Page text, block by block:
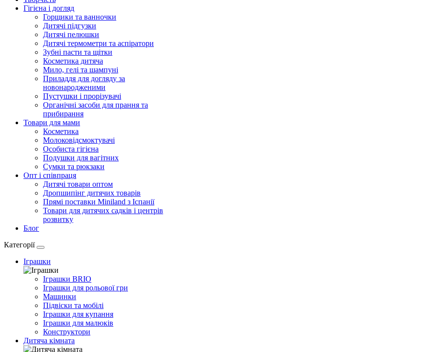
Гігієна і догляд
Горщики та ванночки
Дитячі підгузки
Дитячі пелюшки
Дитячі термометри та аспіратори
Зубні пасти та щітки
Косметика дитяча
Мило, гелі та шампуні
Приладдя для догляду за
новонародженими
Пустушки і прорізувачі
Органічні засоби для прання та
прибирання
Товари для мами
Косметика
Молоковідсмоктувачі
Особиста гігієна
Подушки для вагітних
Сумки та рюкзаки
Опт і співпраця
Дитячі товари оптом
Дропшипінг дитячих товарів
Прямі поставки Miniland з Іспанії
Товари для дитячих садків і центрів
розвитку
Блог
Категорії
Іграшки
Іграшки BRIO
Іграшки для рольової гри
Машинки
Підвіски та мобілі
Іграшки для купання
Іграшки для малюків
Конструктори
Дитяча кімната